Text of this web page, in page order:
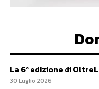
La 6ª edizione di
30 Luglio 2026